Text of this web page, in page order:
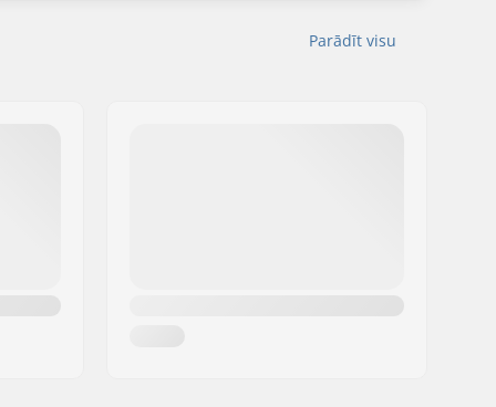
Parādīt visu